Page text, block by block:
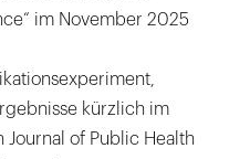
im November 2025
kürzlich im
Journal of Public Health